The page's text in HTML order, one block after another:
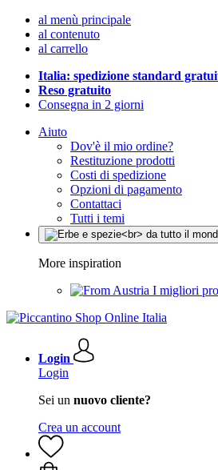
al menù principale
al contenuto
al carrello
Italia: spedizione standard
Reso gratuito
Consegna in 2 giorni
Aiuto
Dov'è il mio ordine?
Restituzione prodotti
Costi di spedizione
Opzioni di pagamento
Contattaci
Tutti i temi
More inspiration
I migliori
Login
Login
Sei un nuovo cliente?
Crea un account